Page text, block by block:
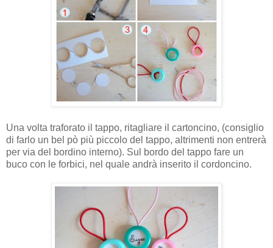
Una volta traforato il tappo, ritagliare il cartoncino, (consiglio
di farlo un bel pò più piccolo del tappo, altrimenti non entrerà
per via del bordino interno). Sul bordo del tappo fare un
buco con le forbici, nel quale andrà inserito il cordoncino.